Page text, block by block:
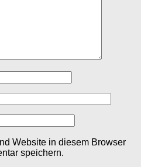
Website in diesem Browser
speichern.